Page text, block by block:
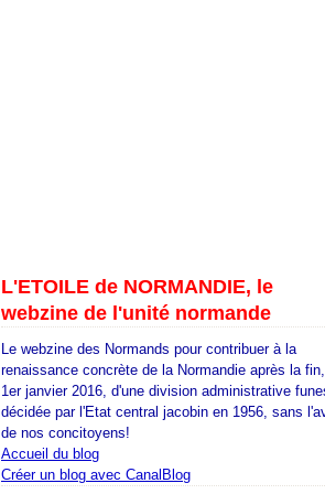
L'ETOILE de NORMANDIE, le
webzine de l'unité normande
Le webzine des Normands pour contribuer à la
renaissance concrète de la Normandie après la
1er janvier 2016, d'une division administrative
décidée par l'Etat central jacobin en 1956, sans
de nos concitoyens!
Accueil du blog
Créer un blog avec CanalBlog